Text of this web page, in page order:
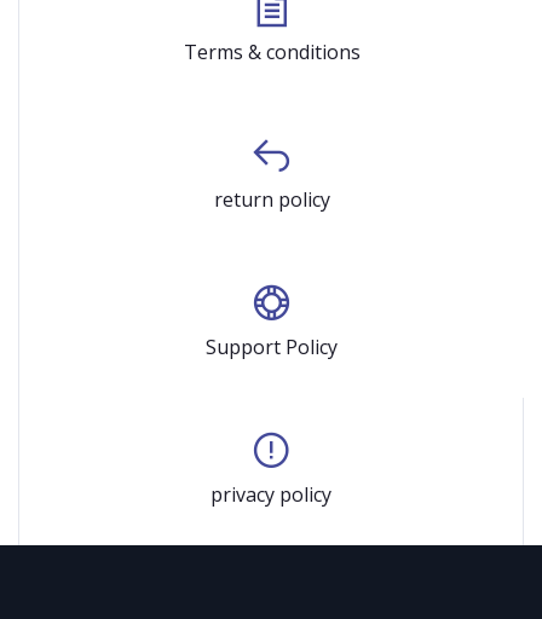
Terms & conditions
return policy
Support Policy
privacy policy